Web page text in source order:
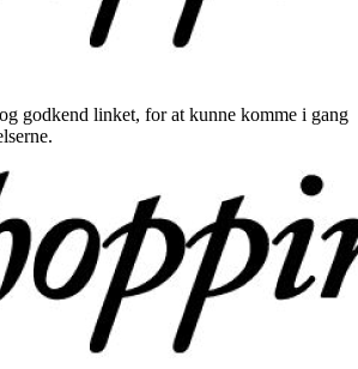
godkend linket, for at kunne komme i gang